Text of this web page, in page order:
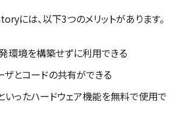
には、以下3つのメリットがあります。
環境を構築せずに利用できる
とコードの共有ができる
いったハードウェア機能を無料で使用で